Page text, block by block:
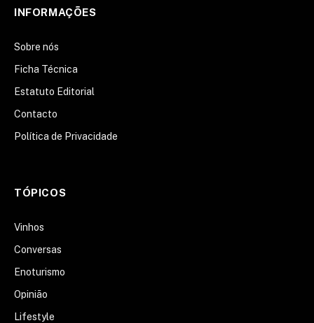
INFORMAÇÕES
Sobre nós
Ficha Técnica
Estatuto Editorial
Contacto
Política de Privacidade
TÓPICOS
Vinhos
Conversas
Enoturismo
Opinião
Lifestyle